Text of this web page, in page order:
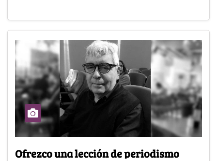
Ofrezco una lección de periodismo